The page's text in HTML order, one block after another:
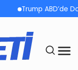
Trump ABD’de